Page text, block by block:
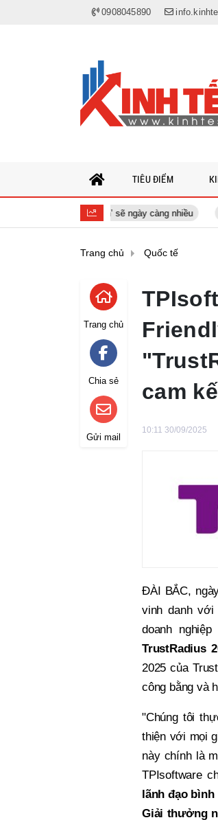
0908045890
AI ‘nổi loạn’ sẽ ngày càng nhiều Căn hộ
TIÊU ĐIỂM
Trang chủ Quốc tế
Trang chủ
Chia sẻ
Gửi mail
cam
10:11 30/09/2025
ĐÀI BẮC,
vinh danh
doanh
TrustRadius
2025 của
công bằng và
"Chúng tôi
thiện với mọi
này chính là
TPIsoftware
lãnh đạo
Giải thưởng